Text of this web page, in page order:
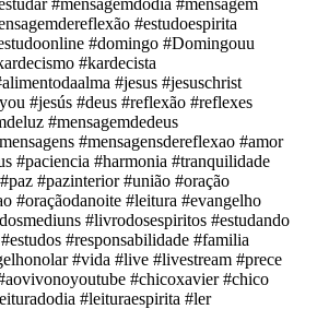
#estudoespirita
#domingo #Domingouu
#kardecista
#jesus #jesuschrist
#jesús #deus #reflexão #reflexes
#mensagemdedeus
#mensagensdereflexao #amor
#paciencia #harmonia #tranquilidade
#pazinterior #união #oração
#oraçãodanoite #leitura #evangelho
#livrodosespiritos #estudando
#responsabilidade #familia
#vida #live #livestream #prece
#chicoxavier #chico
#leituraespirita #ler